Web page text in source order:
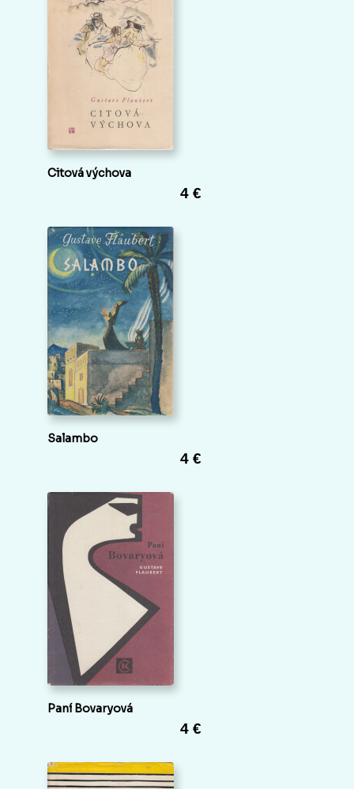
Citová výchova
4 €
Salambo
4 €
Paní Bovaryová
4 €